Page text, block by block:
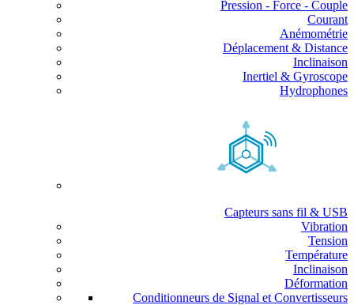
Pression - Force - Couple
Courant
Anémométrie
Déplacement & Distance
Inclinaison
Inertiel & Gyroscope
Hydrophones
Capteurs sans fil & USB
Vibration
Tension
Température
Inclinaison
Déformation
Conditionneurs de Signal et Convertisseurs